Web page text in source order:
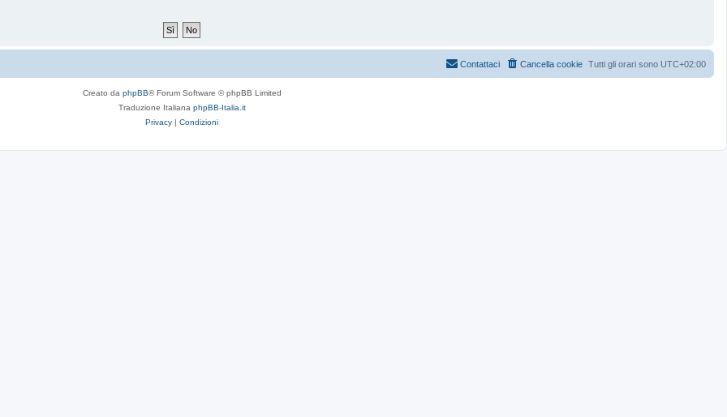
Tutti gli orari sono UTC+02:00
Cancella cookie
Contattaci
Creato da phpBB® Forum Software © phpBB Limited
Traduzione Italiana phpBB-Italia.it
Privacy | Condizioni